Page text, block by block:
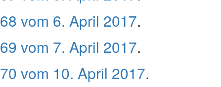
68 vom 6. April 2017.
69 vom 7. April 2017.
70 vom 10. April 2017.